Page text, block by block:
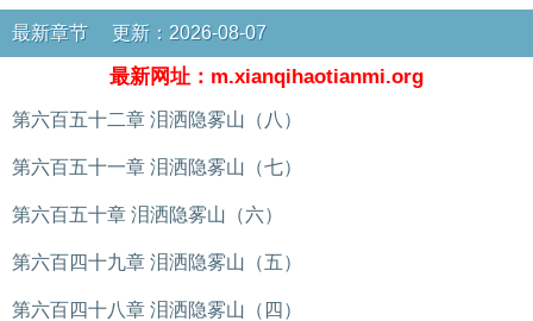
最新章节 更新：2026-08-07
最新网址：m.xianqihaotianmi.org
第六百五十二章 泪洒隐雾山（八）
第六百五十一章 泪洒隐雾山（七）
第六百五十章 泪洒隐雾山（六）
第六百四十九章 泪洒隐雾山（五）
第六百四十八章 泪洒隐雾山（四）